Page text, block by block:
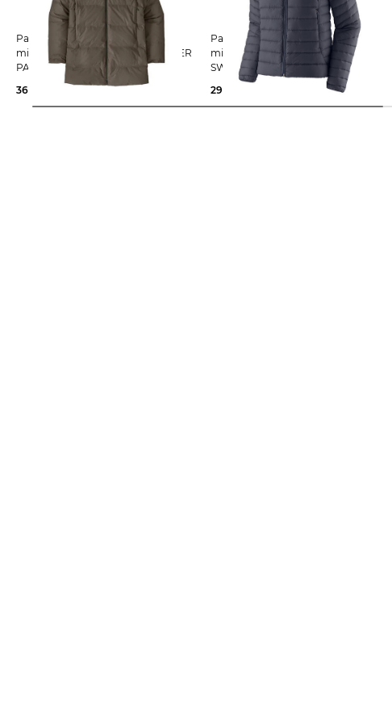
Patagonia | Herren Daunenjacke
mit Kapuze M´S JACKSON GLACIER
PARKA
360,89 €
599,99 €
Patagonia | Damen Daunenjacke
mit Kapuze WOMEN´S DOWN
SWEATER HOODY
299,99 €